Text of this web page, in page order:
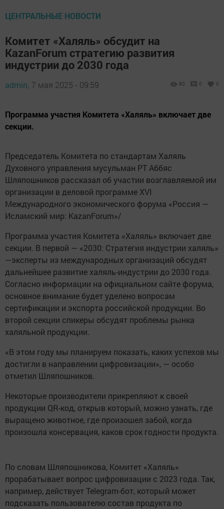
ЦЕНТРАЛЬНЫЕ НОВОСТИ
Комитет «Халяль» обсудит на
KazanForum стратегию развития
индустрии до 2030 года
admin, 7 мая 2025 - 09:59 80 0 0
Программа участия Комитета «Халяль» включает две
секции.
Председатель Комитета по стандартам Халяль
Духовного управления мусульман РТ Аббяс
Шляпошников рассказал об участии возглавляемой им
организации в деловой программе XVI
Международного экономического форума «Россия —
Исламский мир: KazanForum»/
Программа участия Комитета «Халяль» включает две
секции. В первой — «2030: Стратегия индустрии халяль»
—эксперты из международных организаций обсудят
дальнейшее развитие халяль-индустрии до 2030 года.
Согласно информации на официальном сайте форума,
основное внимание будет уделено вопросам
сертификации и экспорта российской продукции. Во
второй секции спикеры обсудят проблемы рынка
халяльной продукции.
«В этом году мы планируем показать, каких успехов мы
достигли в направлении цифровизации», — особо
отметил Шляпошников.
Некоторые производители прикрепляют к своей
продукции QR-код, открыв который, можно узнать, где
выращено животное, где произошел забой, когда
произошла консервация, каков срок годности продукта.
По словам Шляпошникова, Комитет «Халяль»
прорабатывает вопрос цифровизации с 2023 года. Так,
например, действует Telegram-бот, который может
подсказать пользователю состав продукта по